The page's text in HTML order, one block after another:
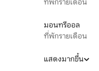
ที่พักรายเดือน
มอนทรีออล
ที่พักรายเดือน
แสดงมากขึ้น